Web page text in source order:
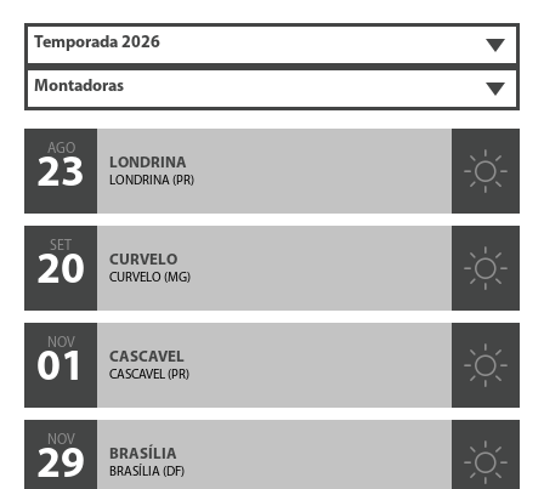
AGO
23 LONDRINA
LONDRINA (PR)
SET
20 CURVELO
CURVELO (MG)
NOV
01 CASCAVEL
CASCAVEL (PR)
NOV
29 BRASÍLIA
BRASÍLIA (DF)